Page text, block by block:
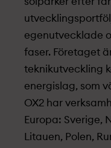
egenutvecklade
faser. Företaget
teknikutveckling
energislag, som
OX2 har
Europa: Sverige,
Litauen, Polen,